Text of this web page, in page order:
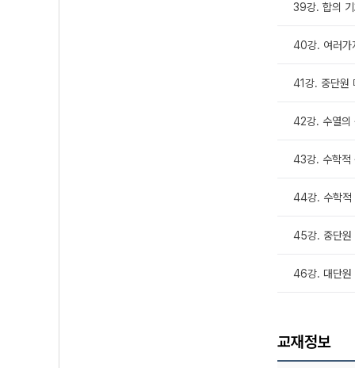
39강. 합의
40강. 여러가
41강. 중단원
42강. 수열의
43강. 수학적
44강. 수학적
45강. 중단원
46강. 대단원
교재정보